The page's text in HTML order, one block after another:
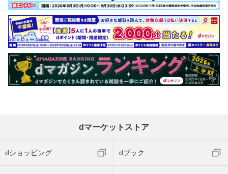
dマーケットストア
dショッピング dブック